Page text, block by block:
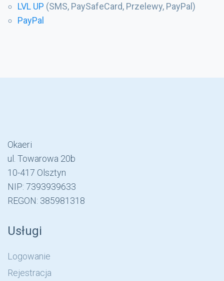
LVL UP (SMS, PaySafeCard, Przelewy, PayPal)
PayPal
Okaeri
ul. Towarowa 20b
10-417 Olsztyn
NIP: 7393939633
REGON: 385981318
Usługi
Logowanie
Rejestracja